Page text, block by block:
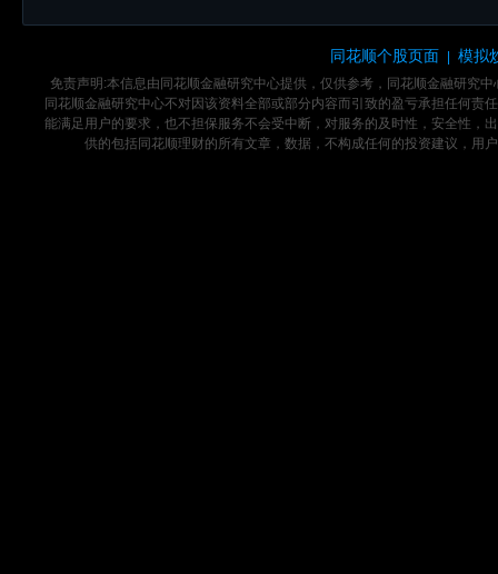
同花顺个股页面 模拟
免责声明:本信息由同花顺金融研究中心提供，仅供参考，同花顺金融研究
同花顺金融研究中心不对因该资料全部或部分内容而引致的盈亏承担任何
能满足用户的要求，也不担保服务不会受中断，对服务的及时性，安全性，
供的包括同花顺理财的所有文章，数据，不构成任何的投资建议，用